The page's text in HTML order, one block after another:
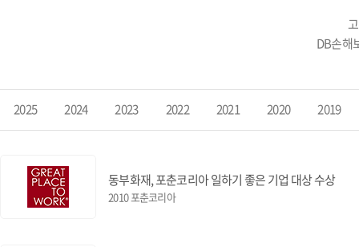
DB손해
2025 2024 2023 2022 2021 2020 2019
동부화재, 포춘코리아 일하기 좋은 기업 대상 수상
2010 포춘코리아